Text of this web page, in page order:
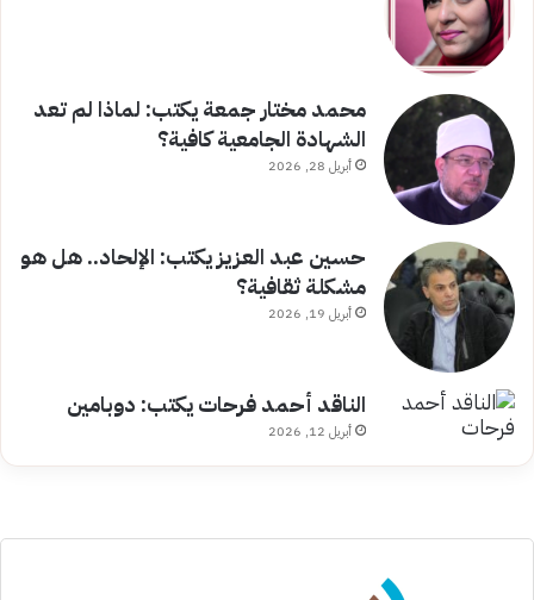
محمد مختار جمعة يكتب: لماذا لم تعد
الشهادة الجامعية كافية؟
أبريل 28, 2026
حسين عبد العزيز يكتب: الإلحاد.. هل هو
مشكلة ثقافية؟
أبريل 19, 2026
الناقد أحمد فرحات يكتب: دوبامين
أبريل 12, 2026